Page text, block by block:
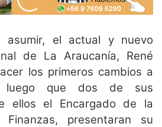
el actual y nuevo
de La Araucanía, René
los primeros cambios a
luego que dos de sus
ellos el Encargado de la
Finanzas, presentaran su